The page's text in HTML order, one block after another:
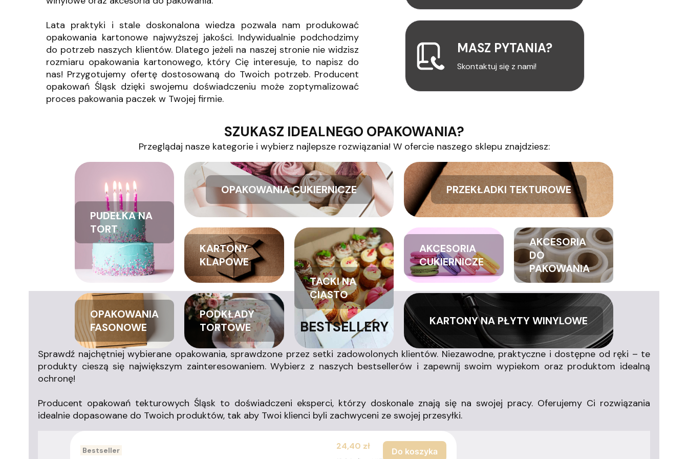
Lata praktyki i stale doskonalona wiedza pozwala nam produkować
opakowania kartonowe najwyższej jakości. Indywidualnie podchodzimy
do potrzeb naszych klientów. Dlatego jeżeli na naszej stronie nie widzisz
rozmiaru opakowania kartonowego, który Cię interesuje, to napisz do
nas! Przygotujemy ofertę dostosowaną do Twoich potrzeb. Producent
opakowań Śląsk dzięki swojemu doświadczeniu może zoptymalizować
proces pakowania paczek w Twojej firmie.
MASZ PYTANIA?
Skontaktuj się z nami!
SZUKASZ IDEALNEGO OPAKOWANIA?
Przeglądaj nasze kategorie i wybierz najlepsze rozwiązania! W ofercie naszego sklepu znajdziesz:
PUDEŁKA NA
TORT
OPAKOWANIA CUKIERNICZE PRZEKŁADKI TEKTUROWE
KARTONY
KLAPOWE
TACKI NA
CIASTO
AKCESORIA
CUKIERNICZE
AKCESORIA
DO
PAKOWANIA
OPAKOWANIA
FASONOWE
PODKŁADY
TORTOWE
KARTONY NA PŁYTY WINYLOWE
BESTSELLERY
Sprawdź najchętniej wybierane opakowania, sprawdzone przez setki zadowolonych klientów. Niezawodne, praktyczne i dostępne od ręki – te
produkty cieszą się największym zainteresowaniem. Wybierz z naszych bestsellerów i zapewnij swoim wypiekom oraz produktom idealną
ochronę!
Producent opakowań tekturowych Śląsk to doświadczeni eksperci, którzy doskonale znają się na swojej pracy. Oferujemy Ci rozwiązania
idealnie dopasowane do Twoich produktów, tak aby Twoi klienci byli zachwyceni ze swojej przesyłki.
Bestseller Cena
24,40 zł Do koszyka